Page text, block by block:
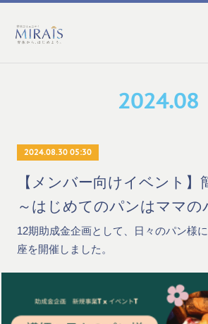
2024.08
2024.08.30 05:30
【メンバー向けイベント】
～はじめてのパンはママの
12期助成金企画として、日々のパン様
座を開催しました。